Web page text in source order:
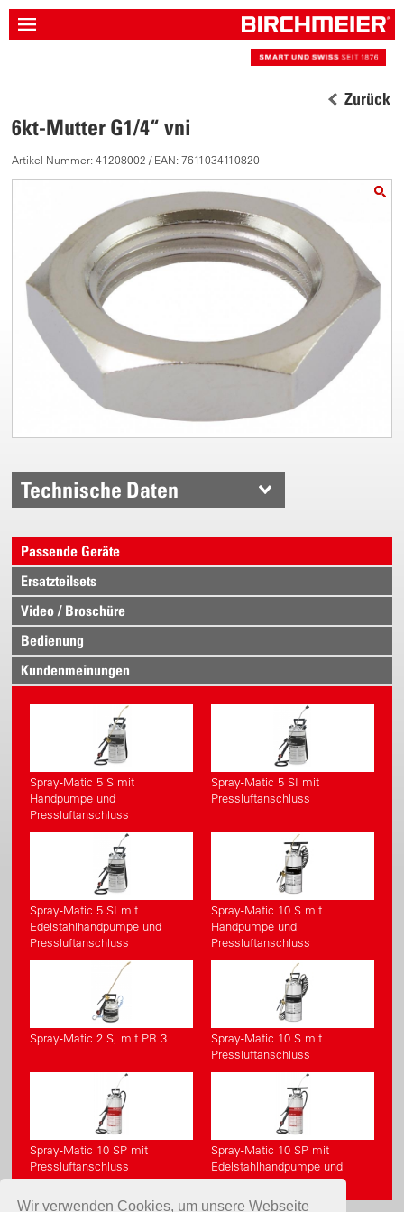
Wir verwenden Cookies, um unsere Webseite
Zurück
6kt-Mutter G1/4“ vni
Artikel-Nummer: 41208002 / EAN: 7611034110820
Technische Daten
Passende Geräte
Ersatzteilsets
Video / Broschüre
Bedienung
Kundenmeinungen
Spray-Matic 5 S mit
Handpumpe und
Pressluftanschluss
Spray-Matic 5 SI mit
Pressluftanschluss
Spray-Matic 5 SI mit
Edelstahlhandpumpe und
Pressluftanschluss
Spray-Matic 10 S mit
Handpumpe und
Pressluftanschluss
Spray-Matic 2 S, mit PR 3
Spray-Matic 10 S mit
Pressluftanschluss
Spray-Matic 10 SP mit
Pressluftanschluss
Spray-Matic 10 SP mit
Edelstahlhandpumpe und
Pressluftanschluss